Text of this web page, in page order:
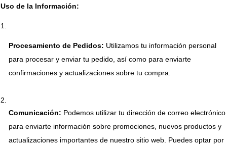
Uso de la Información:
Procesamiento de Pedidos: Utilizamos tu información personal
para procesar y enviar tu pedido, así como para enviarte
confirmaciones y actualizaciones sobre tu compra.
Comunicación: Podemos utilizar tu dirección de correo electrónico
para enviarte información sobre promociones, nuevos productos y
actualizaciones importantes de nuestro sitio web. Puedes optar por